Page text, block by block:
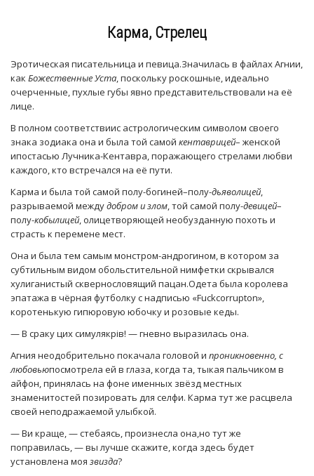
Карма, Стрелец
Эротическая писательница и певица.Значилась в файлах Агнии,
как Божественные Уста, поскольку роскошные, идеально
очерченные, пухлые губы явно представительствовали на её
лице.
В полном соответствиис астрологическим символом своего
знака зодиака она и была той самой кентаврицей– женской
ипостасью Лучника-Кентавра, поражающего стрелами любви
каждого, кто встречался на её пути.
Карма и была той самой полу-богиней–полу-дьяволицей,
разрываемой междудобром и злом, той самой полу-девицей–
полу-кобылицей, олицетворяющей необузданную похоть и
страсть к перемене мест.
Она и была тем самым монстром-андрогином, в котором за
субтильным видом обольстительной нимфетки скрывался
хулиганистый сквернословящий пацан.Одета была королева
эпатажа в чёрная футболку с надписью «Fuckcorrupton»,
коротенькую гипюровую юбочку и розовые кеды.
— В сраку цих симулякрів! — гневно выразилась она.
Агния неодобрительно покачала головой и проникновенно, с
любовьюпосмотрела ей в глаза, когда та, тыкая пальчиком в
айфон, принялась на фоне именных звёзд местных
знаменитостей позировать для селфи. Карма тут же расцвела
своей неподражаемой улыбкой.
— Ви краще, — стебаясь, произнесла она,но тут же
поправилась, — вы лучше скажите, когда здесь будет
установлена моя звизда?